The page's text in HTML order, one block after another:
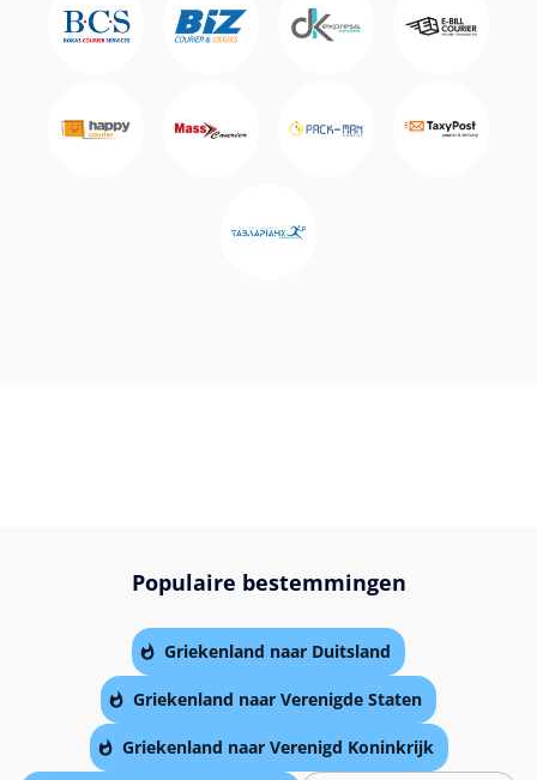
Populaire bestemmingen
Griekenland naar Duitsland
Griekenland naar Verenigde Staten
Griekenland naar Verenigd Koninkrijk